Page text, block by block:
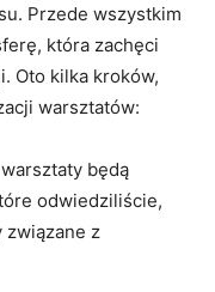
Przede wszystkim
która zachęci
Oto kilka kroków,
warsztatów:
będą
odwiedziliście,
związane z